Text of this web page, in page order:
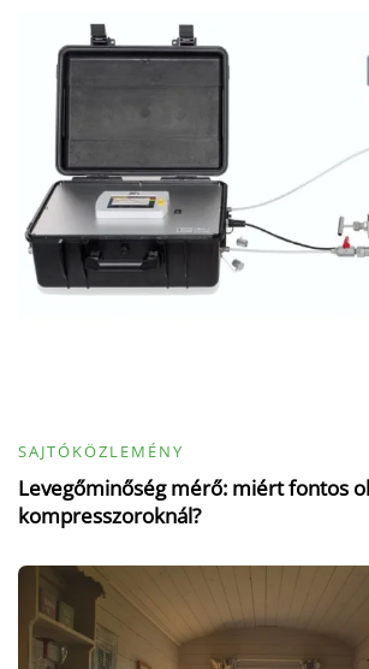
SAJTÓKÖZLEMÉNY
Levegőminőség mérő: miért fontos
kompresszoroknál?